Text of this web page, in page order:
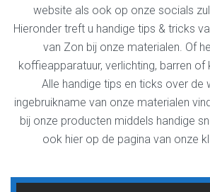
website als ook op onze socials
Hieronder treft u handige tips & tricks
van Zon bij onze materialen. Of
koffieapparatuur, verlichting, barren of
Alle handige tips en ticks over de
ingebruikname van onze materialen
bij onze producten middels handige
ook hier op de pagina van onze